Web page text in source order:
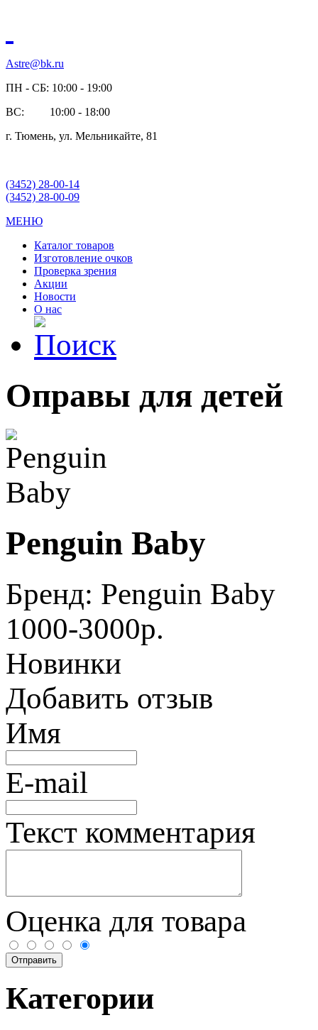
Astre@bk.ru
ПН - СБ: 10:00 - 19:00
ВС: 10:00 - 18:00
г. Тюмень, ул. Мельникайте, 81
(3452) 28-00-14
(3452) 28-00-09
МЕНЮ
Каталог товаров
Изготовление очков
Проверка зрения
Акции
Новости
О нас
Оправы для детей
Penguin Baby
Бренд: Penguin Baby
1000-3000р.
Новинки
Добавить отзыв
Имя
E-mail
Текст комментария
Оценка для товара
Категории